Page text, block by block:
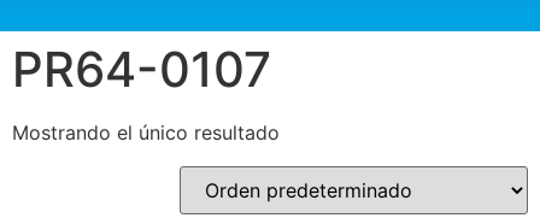
PR64-0107
Mostrando el único resultado